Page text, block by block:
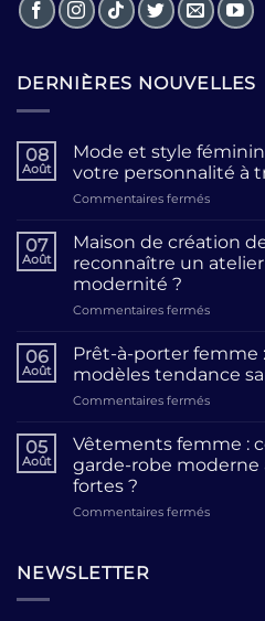
DERNIÈRES NOUVELLES
08
Août
Mode et style
votre personnalité à
Commentaires ferméssur
et
style
féminin
5
pour
votre
travers
vos
07
Août
Maison de création
reconnaître un
modernité ?
Commentaires ferméssur
de
de
mode
qui
06
Août
Prêt-à-porter femme
modèles tendance
Commentaires ferméssur
à-
porter
femme
où
05
Août
Vêtements femme :
garde-robe moderne
fortes ?
Commentaires ferméssur
NEWSLETTER